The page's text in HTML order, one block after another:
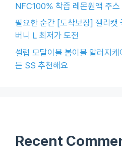
NFC100% 착즙 레몬원액 주스
필요한 순간 [도착보장] 젤리캣
버니 L 최저가 도전
셀럽 모달이불 봄이불 알러지
든 SS 추천해요
Recent